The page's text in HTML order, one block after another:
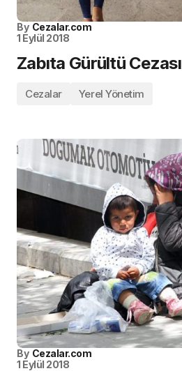
By Cezalar.com
1 Eylül 2018
Zabıta Gürültü Cezası
Cezalar Yerel Yönetim
By Cezalar.com
1 Eylül 2018